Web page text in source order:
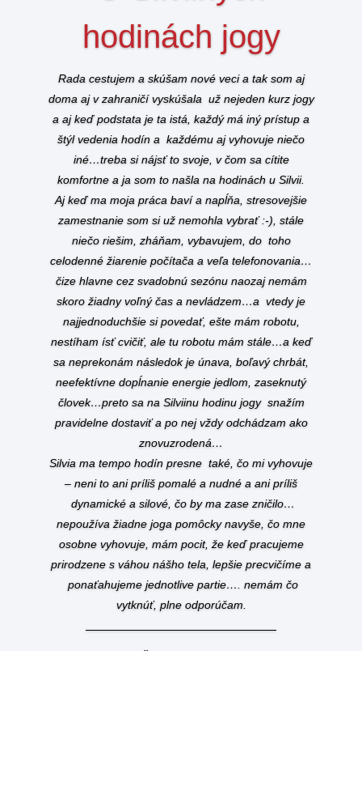
hodinách jogy
Rada cestujem a skúšam nové veci a tak som aj
doma aj v zahraničí vyskúšala už nejeden kurz jogy
a aj keď podstata je ta istá, každý má iný prístup a
štýl vedenia hodín a každému aj vyhovuje niečo
iné…treba si nájsť to svoje, v čom sa cítite
komfortne a ja som to našla na hodinách u Silvii.
Aj keď ma moja práca baví a napĺňa, stresovejšie
zamestnanie som si už nemohla vybrať :-), stále
niečo riešim, zháňam, vybavujem, do toho
celodenné žiarenie počítača a veľa telefonovania…
čize hlavne cez svadobnú sezónu naozaj nemám
skoro žiadny voľný čas a nevládzem…a vtedy je
najjednoduchšie si povedať, ešte mám robotu,
nestíham ísť cvičiť, ale tu robotu mám stále…a keď
sa neprekonám následok je únava, boľavý chrbát,
neefektívne dopĺnanie energie jedlom, zaseknutý
človek…preto sa na Silviinu hodinu jogy snažím
pravidelne dostaviť a po nej vždy odchádzam ako
znovuzrodená…
Silvia ma tempo hodín presne také, čo mi vyhovuje
– neni to ani príliš pomalé a nudné a ani príliš
dynamické a silové, čo by ma zase zničilo…
nepoužíva žiadne joga pomôcky navyše, čo mne
osobne vyhovuje, mám pocit, že keď pracujeme
prirodzene s váhou nášho tela, lepšie precvičíme a
ponaťahujeme jednotlive partie…. nemám čo
vytknúť, plne odporúčam.